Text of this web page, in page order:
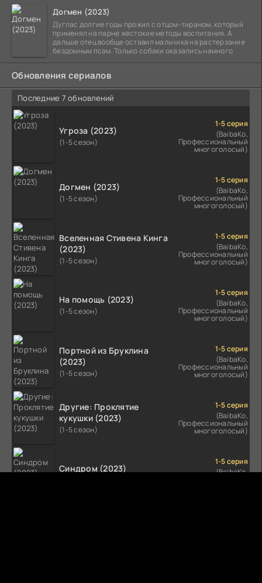
Догмен (2023)
Дуглас долгие годы прожил с отцом-тираном, который
применял на парне жестокие методы воспитания. А
дальше отец вообще оставил мальчика на растерзание
бездомным псам. Только собаки оказались намного
Обновления сериалов
Последние 7 обновлений
Угроза (2023)
(1-5 сезон)
1-5 серия
(BaibaKo,
Профессиональный
многоголосый)
Догмен (2023)
(1-5 сезон)
1-5 серия
(BaibaKo,
Профессиональный
многоголосый)
Вселенная Стивена Кинга
(2023)
(1-5 сезон)
1-5 серия
(BaibaKo,
Профессиональный
многоголосый)
На помощь (2023)
(1-5 сезон)
1-5 серия
(BaibaKo,
Профессиональный
многоголосый)
Портной из Бруклина
(2023)
(1-5 сезон)
1-5 серия
(BaibaKo,
Профессиональный
многоголосый)
Другие: Проклятие
кукушки (2023)
(1-5 сезон)
1-5 серия
(BaibaKo,
Профессиональный
многоголосый)
Синдром (2023)
1-5 серия
(BaibaKo,